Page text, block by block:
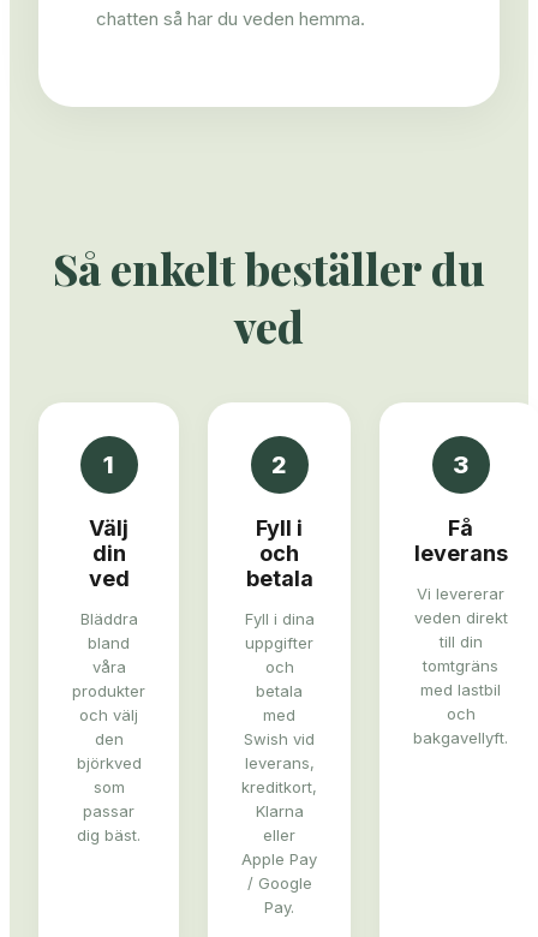
chatten så har du veden hemma.
Så enkelt beställer du
ved
1
Välj
din
ved
Bläddra
bland
våra
produkter
och välj
den
björkved
som
passar
dig bäst.
2
Fyll i
och
betala
Fyll i dina
uppgifter
och
betala
med
Swish vid
leverans,
kreditkort,
Klarna
eller
Apple Pay
/ Google
Pay.
3
Få
leverans
Vi levererar
veden direkt
till din
tomtgräns
med lastbil
och
bakgavellyft.